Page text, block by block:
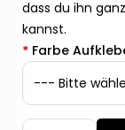
dass du ihn
kannst.
* Farbe